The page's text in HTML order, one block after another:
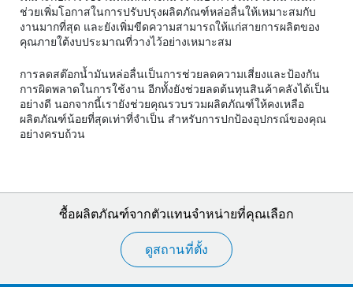
ช่วยเพิ่มโอกาสในการปรับปรุงผลิตภัณฑ์หล่อลื่นให้เหมาะสมกับ
งานมากที่สุด และยังเพิ่มขีดความสามารถให้แก่สายการผลิตของ
คุณภายใต้งบประมาณที่วางไว้อย่างเหมาะสม
การลดสต๊อกน้ำมันหล่อลื่นเป็นการช่วยลดความเสี่ยงและป้องกัน
การผิดพลาดในการใช้งาน อีกทั้งยังช่วยลดต้นทุนสินค้าคลังได้เป็น
อย่างดี นอกจากนี้เรายังช่วยคุณรวบรวมผลิตภัณฑ์ให้คงเหลือ
ผลิตภัณฑ์น้อยที่สุดเท่าที่จำเป็น สำหรับการปกป้องอุปกรณ์ของคุณ
อย่างครบถ้วน
ซื้อผลิตภัณฑ์จากตัวแทนจำหน่ายที่คุณเลือก
ดูสถานที่ตั้ง